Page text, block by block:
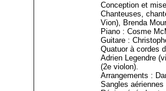
Conception et
Chanteuses,
Vion), Brenda
Piano : Cosme
Guitare :
Quatuor à cordes
Adrien Legendre
(2e violon).
Arrangements :
Sangles